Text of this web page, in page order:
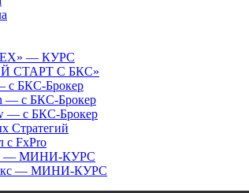
— КУРС
СТАРТ С БКС»
с БКС-Брокер
— с БКС-Брокер
— с БКС-Брокер
Стратегий
с FxPro
— МИНИ-КУРС
— МИНИ-КУРС